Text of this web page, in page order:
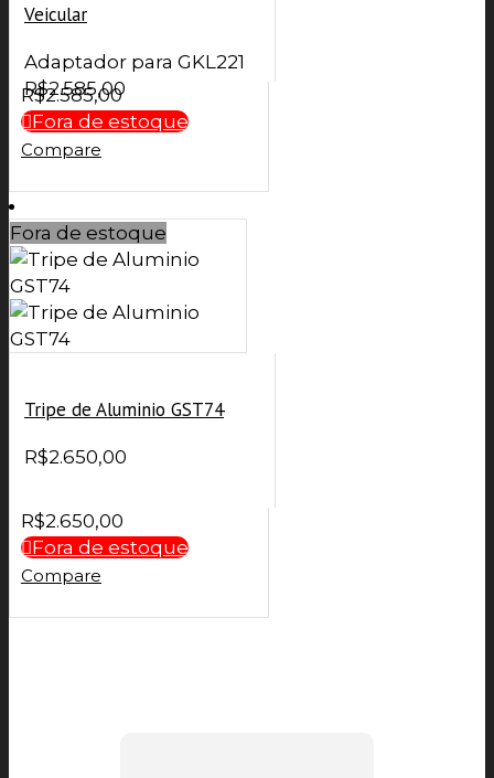
Veicular
Adaptador para GKL221
R$2.585,00
R$2.585,00
Fora de estoque
Compare
Fora de estoque
Tripe de Aluminio GST74
R$2.650,00
R$2.650,00
Fora de estoque
Compare